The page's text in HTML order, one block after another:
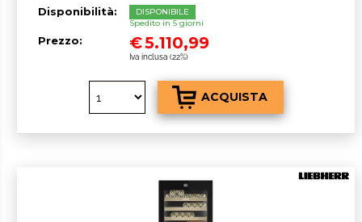
Disponibilità:
DISPONIBILE
Spedito in 5 giorni
Prezzo: €5.110,99
Iva inclusa (22%)